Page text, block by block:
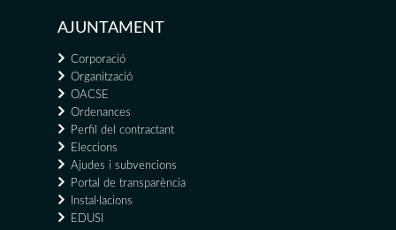
AJUNTAMENT
Corporació
Organització
OACSE
Ordenances
Perfil del contractant
Eleccions
Ajudes i subvencions
Portal de transparència
Instal·lacions
EDUSI